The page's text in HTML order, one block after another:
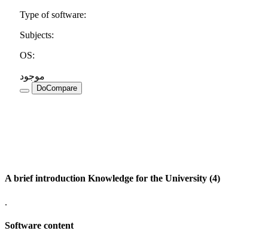
Type of software:
Subjects:
OS:
موجود
DoCompare
A brief introduction Knowledge for the University (4)
.
Software content